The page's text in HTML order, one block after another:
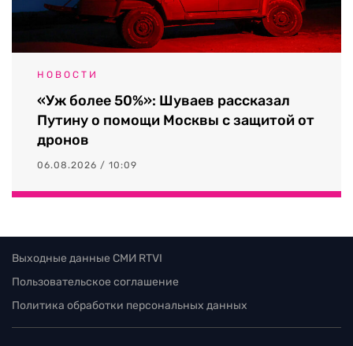
НОВОСТИ
«Уж более 50%»: Шуваев рассказал
Путину о помощи Москвы с защитой от
дронов
06.08.2026 / 10:09
Выходные данные СМИ RTVI
Пользовательское соглашение
Политика обработки персональных данных